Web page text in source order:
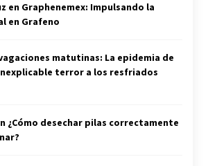
en Graphenemex: Impulsando la
en Grafeno
matutinas: La epidemia de
terror a los resfriados
¿Cómo desechar pilas correctamente